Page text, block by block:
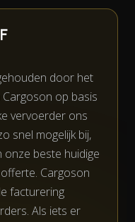
door het
op basis
vervoerder ons
snel mogelijk bij,
onze beste huidige
Cargoson
facturering
Als iets er